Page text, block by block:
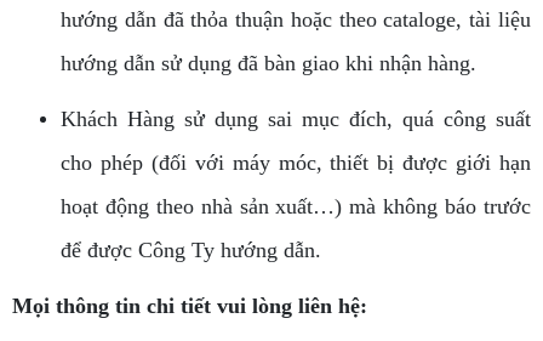
hướng dẫn đã thỏa thuận hoặc theo cataloge, tài liệu
hướng dẫn sử dụng đã bàn giao khi nhận hàng.
Khách Hàng sử dụng sai mục đích, quá công suất
cho phép (đối với máy móc, thiết bị được giới hạn
hoạt động theo nhà sản xuất…) mà không báo trước
để được Công Ty hướng dẫn.
Mọi thông tin chi tiết vui lòng liên hệ: